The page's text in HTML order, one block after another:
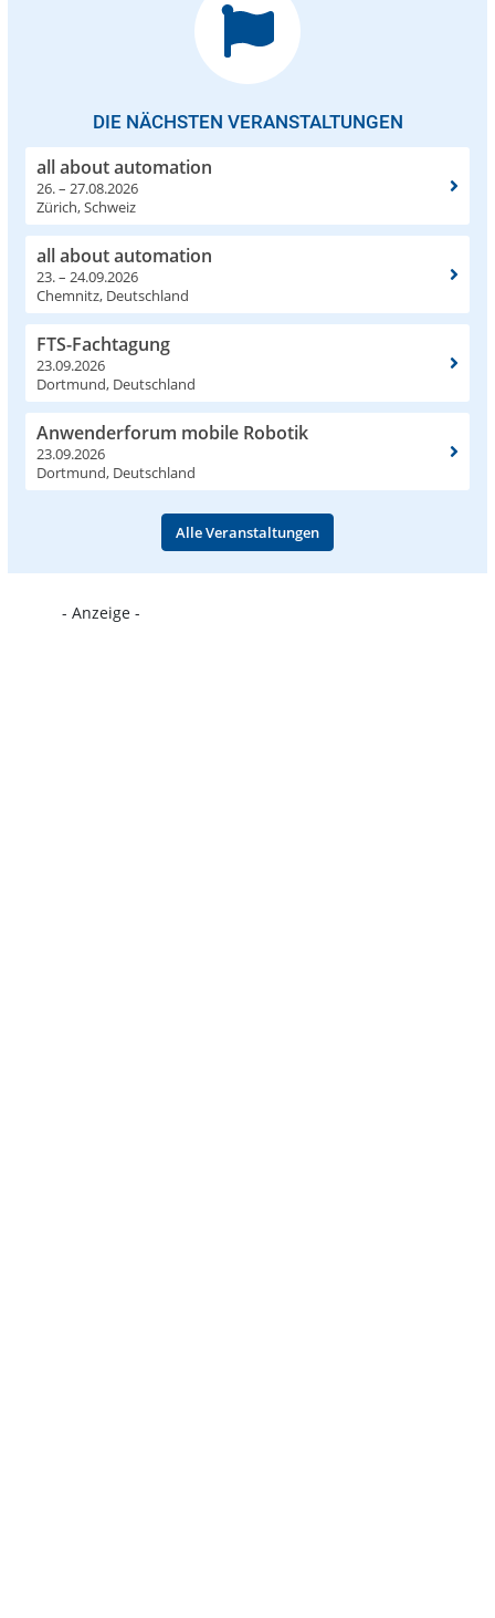
DIE NÄCHSTEN VERANSTALTUNGEN
all about automation
26. – 27.08.2026
Zürich, Schweiz
all about automation
23. – 24.09.2026
Chemnitz, Deutschland
FTS-Fachtagung
23.09.2026
Dortmund, Deutschland
Anwenderforum mobile Robotik
23.09.2026
Dortmund, Deutschland
Alle Veranstaltungen
- Anzeige -